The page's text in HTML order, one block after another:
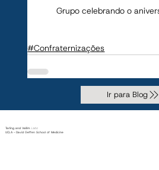
Grupo celebrando o
#Confraternizações
Ir para Blog
Tarling and Vallim Labs
UCLA - David Geffen School of Medicine